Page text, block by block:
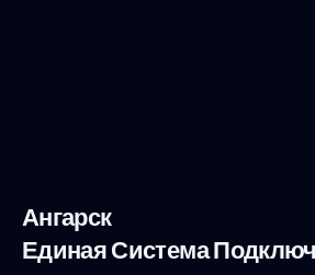
Ангарск
Единая Система